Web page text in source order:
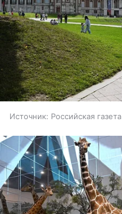
Источник: Российская газета